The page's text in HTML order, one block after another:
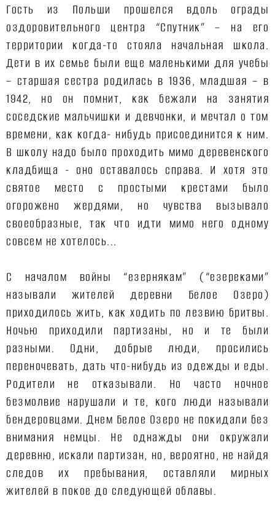
Гость из Польши прошелся вдоль ограды
оздоровительного центра “Спутник” – на его
территории когда-то стояла начальная школа.
Дети в их семье были еще маленькими для учебы
– старшая сестра родилась в 1936, младшая – в
1942, но он помнит, как бежали на занятия
соседские мальчишки и девчонки, и мечтал о том
времени, как когда- нибудь присоединится к ним.
В школу надо было проходить мимо деревенского
кладбища - оно оставалось справа. И хотя это
святое место с простыми крестами было
огорожено жердями, но чувства вызывало
своеобразные, так что идти мимо него одному
совсем не хотелось...
С началом войны “езернякам” (“езереками”
называли жителей деревни Белое Озеро)
приходилось жить, как ходить по лезвию бритвы.
Ночью приходили партизаны, но и те были
разными. Одни, добрые люди, просились
переночевать, дать что-нибудь из одежды и еды.
Родители не отказывали. Но часто ночное
безмолвие нарушали и те, кого люди называли
бендеровцами. Днем Белое Озеро не покидали без
внимания немцы. Не однажды они окружали
деревню, искали партизан, но, вероятно, не найдя
следов их пребывания, оставляли мирных
жителей в покое до следующей облавы.